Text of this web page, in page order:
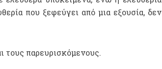
που ξεφεύγει από μια εξουσία, δεν
τους παρευρισκόμενους.